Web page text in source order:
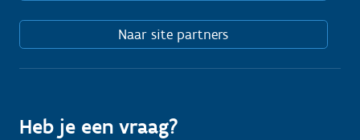
Naar site partners
Heb je een vraag?